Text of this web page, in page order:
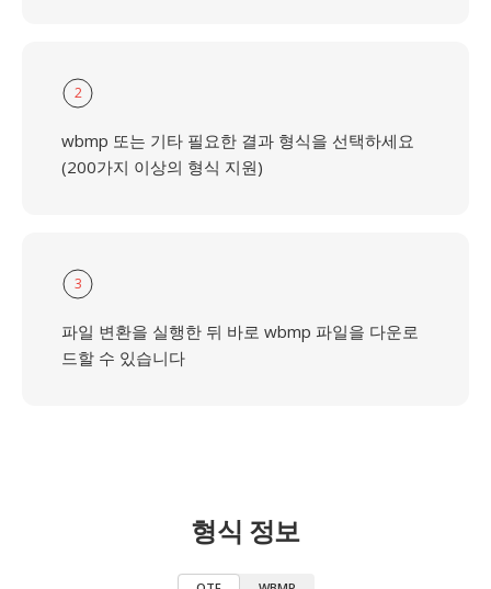
2
wbmp 또는 기타 필요한 결과 형식을 선택하세요
(200가지 이상의 형식 지원)
3
파일 변환을 실행한 뒤 바로 wbmp 파일을 다운로
드할 수 있습니다
형식 정보